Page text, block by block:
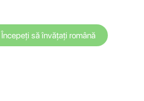
Începeți să învățați română